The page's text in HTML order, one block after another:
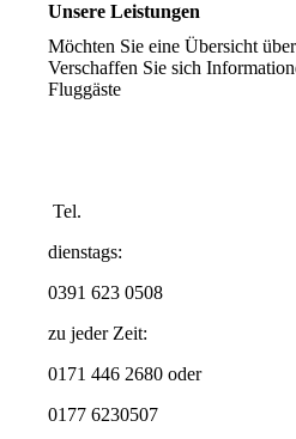
Unsere Leistungen
Möchten Sie eine Übersicht
Verschaffen Sie sich
Fluggäste
Tel.
dienstags:
0391 623 0508
zu jeder Zeit:
0171 446 2680 oder
0177 6230507